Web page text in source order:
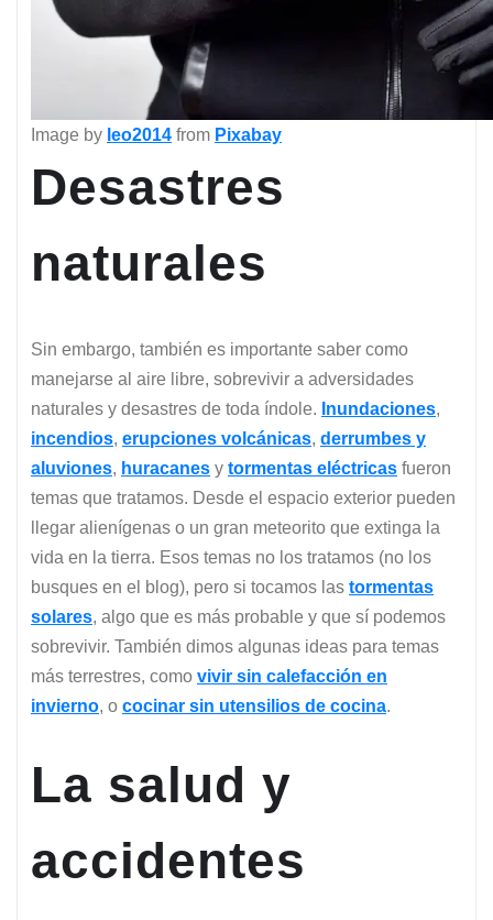
Image by leo2014 from Pixabay
Desastres
naturales
Sin embargo, también es importante saber como
manejarse al aire libre, sobrevivir a adversidades
naturales y desastres de toda índole. Inundaciones,
incendios, erupciones volcánicas, derrumbes y
aluviones, huracanes y tormentas eléctricas fueron
temas que tratamos. Desde el espacio exterior pueden
llegar alienígenas o un gran meteorito que extinga la
vida en la tierra. Esos temas no los tratamos (no los
busques en el blog), pero si tocamos las tormentas
solares, algo que es más probable y que sí podemos
sobrevivir. También dimos algunas ideas para temas
más terrestres, como vivir sin calefacción en
invierno, o cocinar sin utensilios de cocina.
La salud y
accidentes